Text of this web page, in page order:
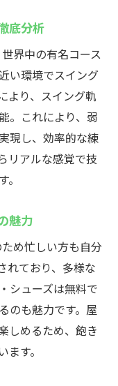
底分析
界中の有名コース
い環境でスイング
より、スイング軌
。これにより、弱
現し、効率的な練
リアルな感覚で技
魅力
め忙しい方も自分
れており、多様な
シューズは無料で
のも魅力です。屋
しめるため、飽き
す。